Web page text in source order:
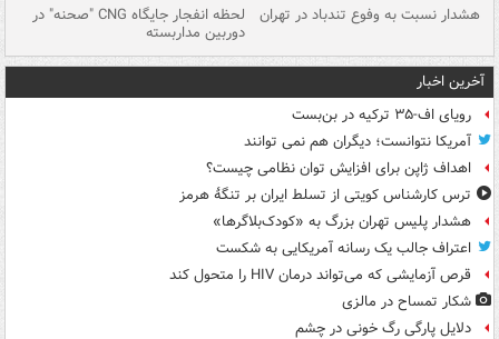
هشدار نسبت به وفوع تندباد در تهران لحظه انفجار جایگاه CNG "صحنه" در
دوربین مداربسته
آخرین اخبار
رویای اف-۳۵ ترکیه در بن‌بست
آمریکا نتوانست؛ دیگران هم نمی توانند
اهداف ژاپن برای افزایش توان نظامی چیست؟
ترس کارشناس کویتی از تسلط ایران بر تنگۀ هرمز
هشدار پلیس تهران بزرگ به «کودک‌بلاگرها»
اعتراف جالب یک رسانه آمریکایی به شکست
قرص آزمایشی که می‌تواند درمان HIV را متحول کند
شکار تمساح در مالزی
دلایل پارگی رگ خونی در چشم